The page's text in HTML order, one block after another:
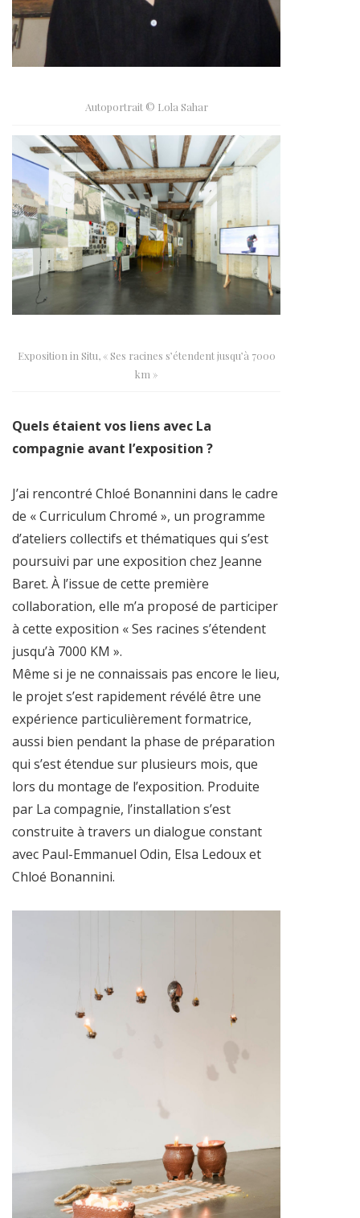
Autoportrait © Lola Sahar
Exposition in Situ, « Ses racines s’étendent jusqu’à 7000
km »
Quels étaient vos liens avec La
compagnie avant l’exposition ?
J’ai rencontré Chloé Bonannini dans le cadre
de « Curriculum Chromé », un programme
d’ateliers collectifs et thématiques qui s’est
poursuivi par une exposition chez Jeanne
Baret. À l’issue de cette première
collaboration, elle m’a proposé de participer
à cette exposition « Ses racines s’étendent
jusqu’à 7000 KM ».
Même si je ne connaissais pas encore le lieu,
le projet s’est rapidement révélé être une
expérience particulièrement formatrice,
aussi bien pendant la phase de préparation
qui s’est étendue sur plusieurs mois, que
lors du montage de l’exposition. Produite
par La compagnie, l’installation s’est
construite à travers un dialogue constant
avec Paul-Emmanuel Odin, Elsa Ledoux et
Chloé Bonannini.